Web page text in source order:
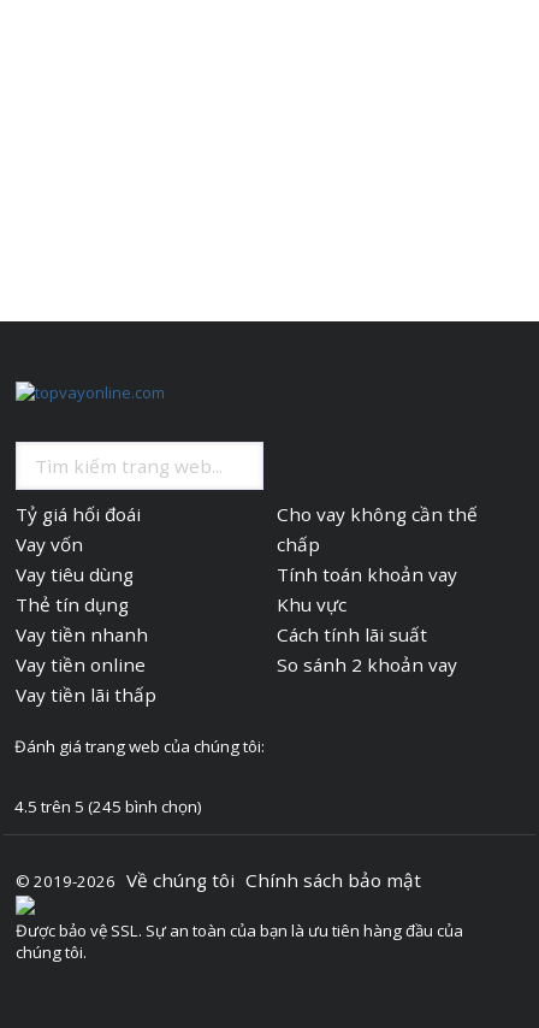
Tỷ giá hối đoái
Vay vốn
Vay tiêu dùng
Thẻ tín dụng
Vay tiền nhanh
Vay tiền online
Vay tiền lãi thấp
Cho vay không cần thế
chấp
Tính toán khoản vay
Khu vực
Cách tính lãi suất
So sánh 2 khoản vay
Đánh giá trang web của chúng tôi:
4.5 trên 5 (245 bình chọn)
© 2019-2026Về chúng tôi Chính sách bảo mật
Được bảo vệ SSL. Sự an toàn của bạn là ưu tiên hàng đầu của
chúng tôi.